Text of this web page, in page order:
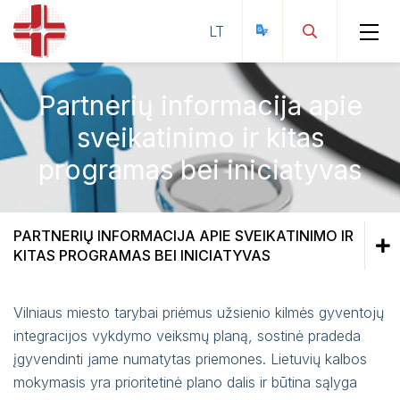
Struktūra ir kontaktinė informacija
Struktūra
Kontaktinė informacija
Direktorė
Teisinė informacija
Pranešėjų apsauga
Planavimo dokumentai
Darbo užmokestis
Paskatinimai ir apdovanojimai
Veiklos sritys
Kokybės politika
Ligoninės įstatai
Atviri duomenys
Asmens duomenų apsauga
Teikiamos paslaugos
Pacientų priėmimo tvarka
Pacientų lankymo tvarka
Mokamos paslaugos
Mokamų paslaugų teikimo ir apmokėjimo
tvarka
Informacija asmenims su negalia
Motinystės centras
Partnerių informacija apie
sveikatinimo ir kitas
programas bei iniciatyvas
PARTNERIŲ INFORMACIJA APIE SVEIKATINIMO IR
KITAS PROGRAMAS BEI INICIATYVAS
Pacientų priėmimo tvarka
Pacientų lankymo tvarka
Dokumentų išdavimo tvarka
Vilniaus miesto tarybai priėmus užsienio kilmės gyventojų
integracijos vykdymo veiksmų planą, sostinė pradeda
įgyvendinti jame numatytas priemones. Lietuvių kalbos
mokymasis yra prioritetinė plano dalis ir būtina sąlyga